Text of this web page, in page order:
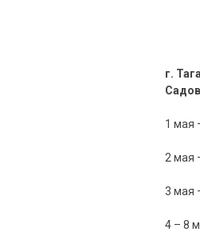
г.
1 мая
2 мая
3 мая
4 – 8